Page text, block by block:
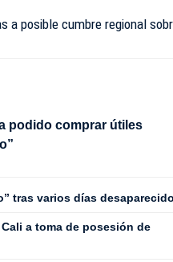
a posible cumbre regional
podido comprar útiles
tras varios días desaparecido
a toma de posesión de